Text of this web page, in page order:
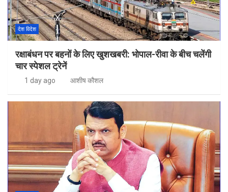
देश विदेश
रक्षाबंधन पर बहनों के लिए खुशखबरी: भोपाल-रीवा के बीच चलेंगी
चार स्पेशल ट्रेनें
1 day ago आशीष कौशल